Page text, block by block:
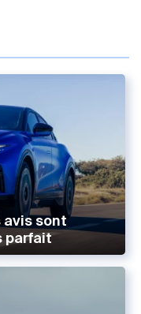
avis sont
parfait